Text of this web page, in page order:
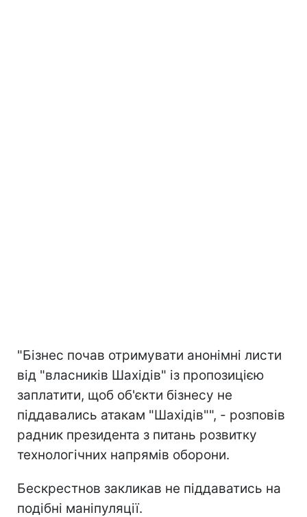
"Бізнес почав отримувати анонімні листи
від "власників Шахідів" із пропозицією
заплатити, щоб об'єкти бізнесу не
піддавались атакам "Шахідів"", - розповів
радник президента з питань розвитку
технологічних напрямів оборони.
Бескрестнов закликав не піддаватись на
подібні маніпуляції.